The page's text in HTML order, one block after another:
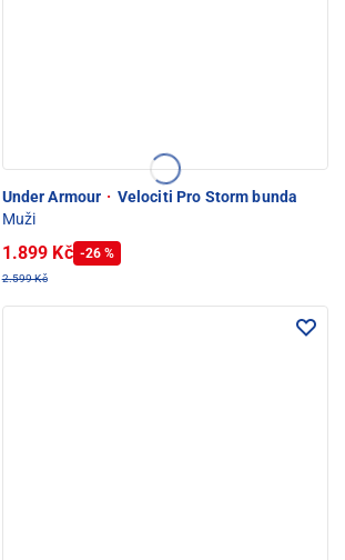
Under Armour · Velociti Pro Storm bunda
Muži
1.899 Kč -26 %
2.599 Kč